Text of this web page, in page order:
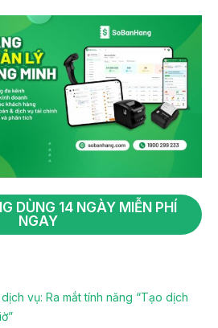
DÙNG 14 NGÀY MIỄN PHÍ
NGAY
vụ: Ra mắt tính năng “Tạo dịch